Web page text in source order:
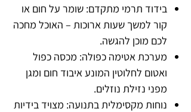
בידוד תרמי מתקדם: שומר על חום או
קור למשך שעות ארוכות – האוכל מחכה
לכם מוכן להגשה.
מערכת אטימה כפולה: מכסה כפול
ואטום לחלוטין המונע איבוד חום ומגן
מפני נזילת נוזלים.
נוחות מקסימלית בתנועה: מצויד בידיות